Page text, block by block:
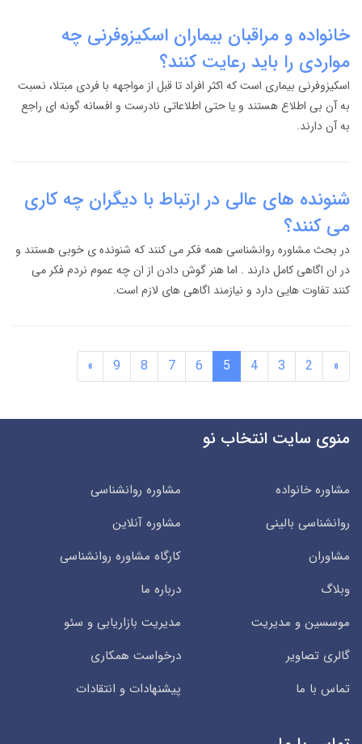
خانواده و مراقبان بیماران اسکیزوفرنی چه
مواردی را باید رعایت کنند؟
اسکیزوفرنی بیماری است که اکثر افراد تا قبل از مواجهه با فردی مبتلا، نسبت
به آن بی اطلاع هستند و یا حتی اطلاعاتی نادرست و افسانه گونه ای راجع
به آن دارند.
شنونده های عالی در ارتباط با دیگران چه کاری
می کنند؟
در بحث مشاوره روانشناسی همه فکر می کنند که شنونده ی خوبی هستند و
در ان اگاهی کامل دارند . اما هنر گوش دادن از ان چه عموم نردم فکر می
کنند تفاوت هایی دارد و نیازمند اگاهی های لازم است.
«
2
3
4
5
6
7
8
9
»
منوی سایت انتخاب نو
مشاوره خانواده
مشاوره روانشناسی
روانشناسی بالینی
مشاوره آنلاین
مشاوران
کارگاه مشاوره روانشناسی
وبلاگ
درباره ما
موسسین و مدیریت
مدیریت بازاریابی و سئو
گالری تصاویر
درخواست همکاری
تماس با ما
پیشنهادات و انتقادات